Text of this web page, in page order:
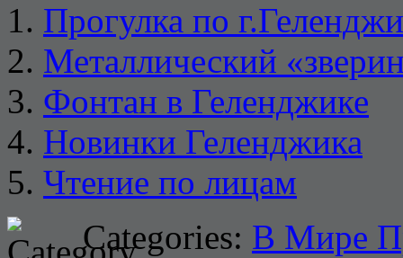
Прогулка по
Металлический
Фонтан в Геленджике
Новинки Геленджика
Чтение по лицам
Categories: В Мире